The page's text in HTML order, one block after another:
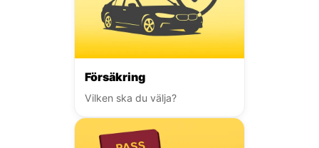
Försäkring
Vilken ska du välja?